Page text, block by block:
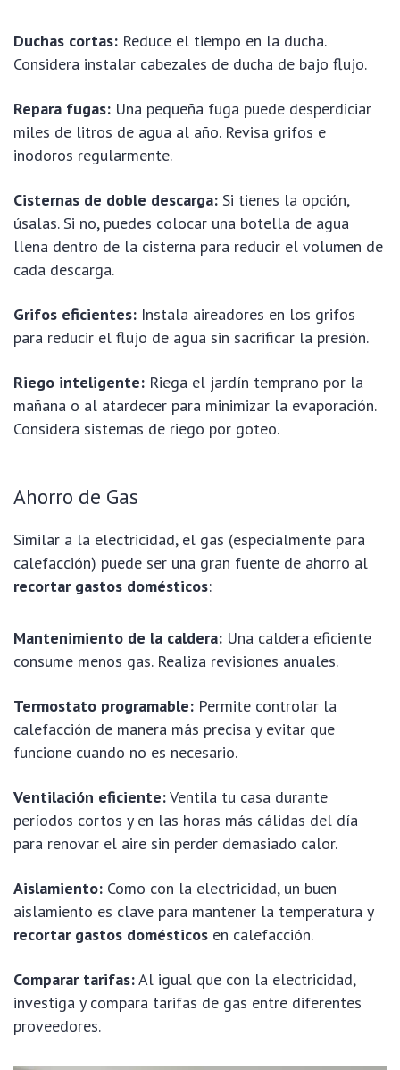
Duchas cortas: Reduce el tiempo en la ducha.
Considera instalar cabezales de ducha de bajo flujo.
Repara fugas: Una pequeña fuga puede desperdiciar
miles de litros de agua al año. Revisa grifos e
inodoros regularmente.
Cisternas de doble descarga: Si tienes la opción,
úsalas. Si no, puedes colocar una botella de agua
llena dentro de la cisterna para reducir el volumen de
cada descarga.
Grifos eficientes: Instala aireadores en los grifos
para reducir el flujo de agua sin sacrificar la presión.
Riego inteligente: Riega el jardín temprano por la
mañana o al atardecer para minimizar la evaporación.
Considera sistemas de riego por goteo.
Ahorro de Gas
Similar a la electricidad, el gas (especialmente para
calefacción) puede ser una gran fuente de ahorro al
recortar gastos domésticos:
Mantenimiento de la caldera: Una caldera eficiente
consume menos gas. Realiza revisiones anuales.
Termostato programable: Permite controlar la
calefacción de manera más precisa y evitar que
funcione cuando no es necesario.
Ventilación eficiente:Ventila tu casa durante
períodos cortos y en las horas más cálidas del día
para renovar el aire sin perder demasiado calor.
Aislamiento: Como con la electricidad, un buen
aislamiento es clave para mantener la temperatura y
recortar gastos domésticos en calefacción.
Comparar tarifas:Al igual que con la electricidad,
investiga y compara tarifas de gas entre diferentes
proveedores.